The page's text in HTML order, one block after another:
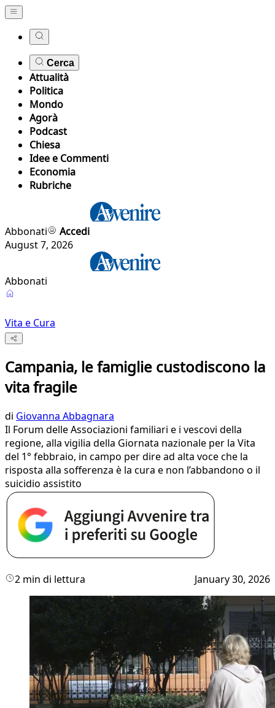
Cerca
Attualità
Politica
Mondo
Agorà
Podcast
Chiesa
Idee e Commenti
Economia
Rubriche
Abbonati
Accedi
August 7, 2026
Abbonati
Vita e Cura
Campania, le famiglie custodiscono la
vita fragile
di Giovanna Abbagnara
Il Forum delle Associazioni familiari e i vescovi della
regione, alla vigilia della Giornata nazionale per la Vita
del 1° febbraio, in campo per dire ad alta voce che la
risposta alla sofferenza è la cura e non l’abbandono o il
suicidio assistito
2 min di lettura January 30, 2026